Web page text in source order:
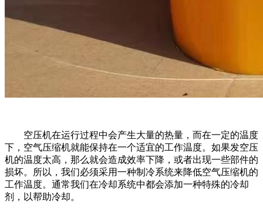
空压机在运行过程中会产生大量的热量，而在一定的温度
下，空气压缩机就能保持在一个适宜的工作温度。如果发空压
机的温度太高，那么就会造成效率下降，或者出现一些部件的
损坏。所以，我们必须采用一种制冷系统来降低空气压缩机的
工作温度。通常我们在冷却系统中都会添加一种特殊的冷却
剂，以帮助冷却。